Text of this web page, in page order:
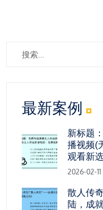
最新案例
新标题
播视频(
观看新
2026-02-11
散人传
陆，成